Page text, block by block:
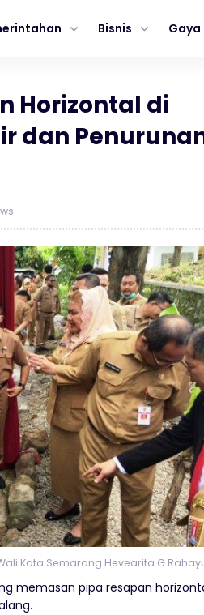
Bisnis Gaya
Horizontal di
dan
Kota Semarang Hevearita G
memasan pipa resapan